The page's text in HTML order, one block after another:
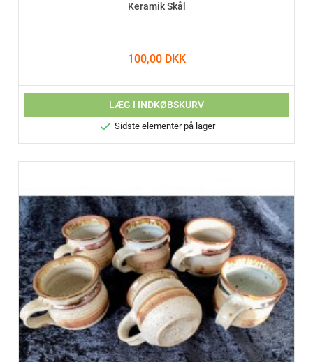
Keramik Skål
100,00 DKK
LÆG I INDKØBSKURV
 Sidste elementer på lager